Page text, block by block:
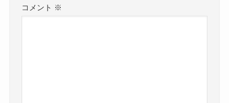
コメント ※